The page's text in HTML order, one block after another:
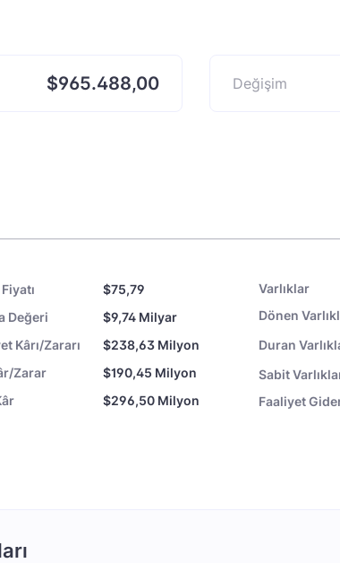
$965.488,00 Değişim
Fiyatı
$75,79
Değeri
$9,74 Milyar
Kârı/Zararı
$238,63 Milyon
Zarar
$190,45 Milyon
$296,50 Milyon
Varlıklar
Dönen
Duran
Sabit
Faaliyet